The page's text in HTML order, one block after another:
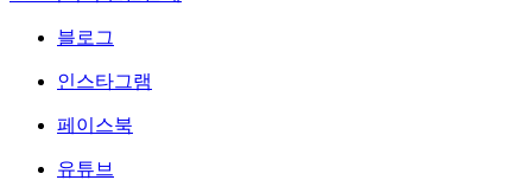
블로그
인스타그램
페이스북
유튜브